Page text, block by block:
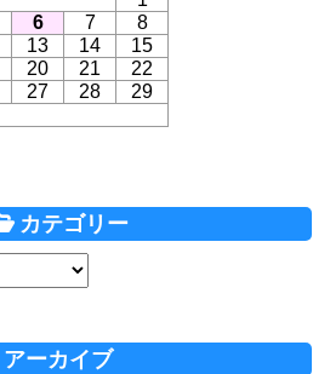
6 7
8
13 14
15
20 21
22
27 28
29
カテゴリー
アーカイブ